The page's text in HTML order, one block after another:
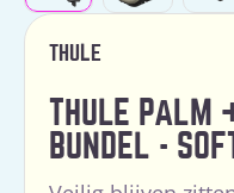
THULE
THULE PALM
BUNDEL -